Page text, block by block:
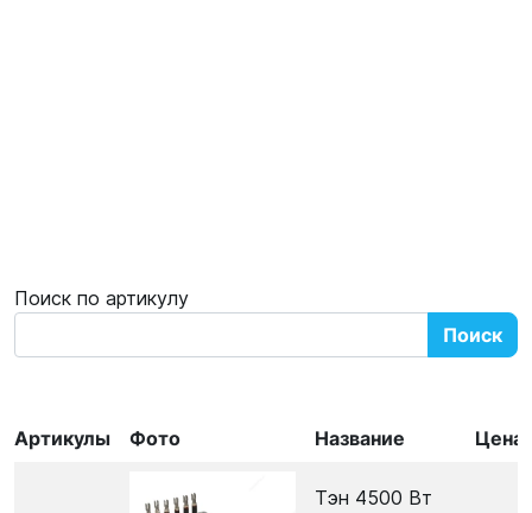
Поиск по артикулу
Поиск
Артикулы Фото Название Цена
Тэн 4500 Вт